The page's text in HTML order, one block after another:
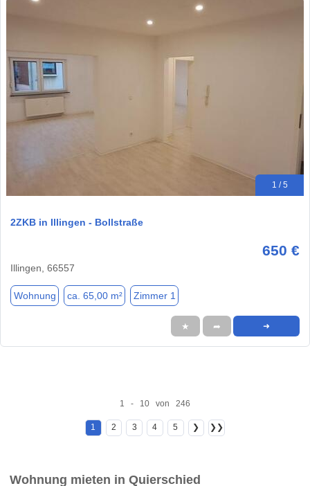
1 / 5
2ZKB in Illingen - Bollstraße
650 €
Illingen, 66557
Wohnung ca. 65,00 m² Zimmer 1
★ ➦ ➜
1 - 10 von 246
1 2 3 4 5 ❯ ❯❯
Wohnung mieten in Quierschied